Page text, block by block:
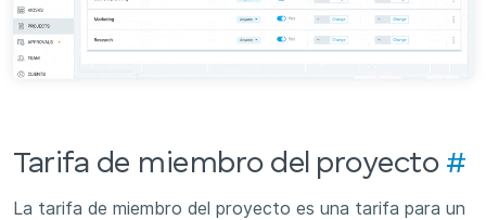
Tarifa de miembro del proyecto #
La tarifa de miembro del proyecto es una tarifa para un